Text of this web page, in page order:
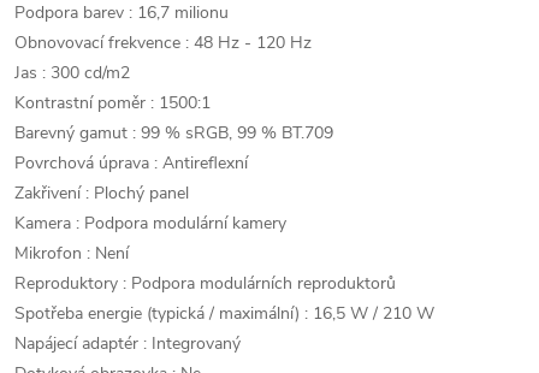
Podpora barev : 16,7 milionu
Obnovovací frekvence : 48 Hz - 120 Hz
Jas : 300 cd/m2
Kontrastní poměr : 1500:1
Barevný gamut : 99 % sRGB, 99 % BT.709
Povrchová úprava : Antireflexní
Zakřivení : Plochý panel
Kamera : Podpora modulární kamery
Mikrofon : Není
Reproduktory : Podpora modulárních reproduktorů
Spotřeba energie (typická / maximální) : 16,5 W / 210 W
Napájecí adaptér : Integrovaný